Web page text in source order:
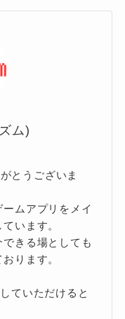
ム)
とうございま
ムアプリをメイ
います。
きる場としても
ります。
ていただけると